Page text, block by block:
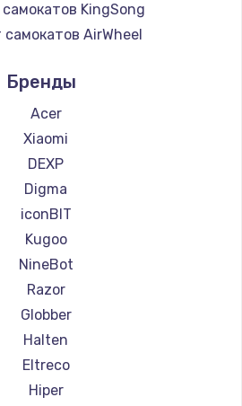
KingSong
AirWheel
самокатов Hunter
самокатов Shorner
самокатов Joyor
Minimotors
самокатов Bork
самокатов Segway
самокатов KIRIN
Бренды
Acer
Xiaomi
DEXP
Digma
iconBIT
Kugoo
NineBot
Razor
Globber
Halten
Eltreco
Hiper